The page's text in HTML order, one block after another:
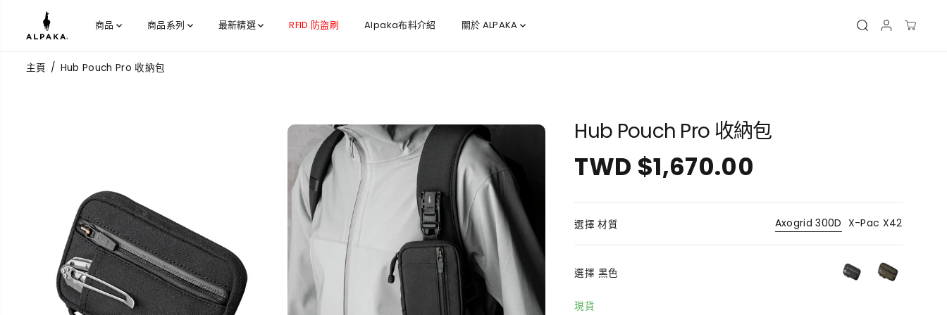
跳到內容
商品 商品系列 最新精選 RFID 防盜刷 Alpaka布料介紹 關於 ALPAKA
主頁 Hub Pouch Pro 收納包
Hub Pouch Pro 收納包
正
價
格
TWD $1,670.00
選擇 材質 Axogrid 300D X-Pac X42
選擇 黑色
現貨